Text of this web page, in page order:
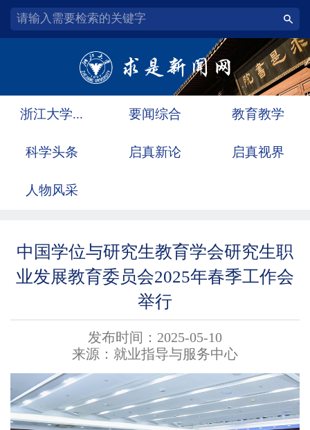
浙江大学... 要闻综合 教育教学
科学头条 启真新论 启真视界
人物风采
中国学位与研究生教育学会研究生职
业发展教育委员会2025年春季工作会
举行
发布时间：2025-05-10
来源：就业指导与服务中心